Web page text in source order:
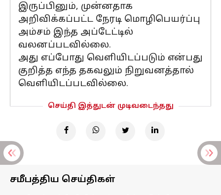
இருப்பினும், முன்னதாக
அறிவிக்கப்பட்ட நேரடி மொழிபெயர்ப்பு
அம்சம் இந்த அப்டேட்டில்
வலனப்படவில்லை.
அது எப்போது வெளியிடப்படும் என்பது
குறித்த எந்த தகவலும் நிறுவனத்தால்
வெளியிடப்படவில்லை.
செய்தி இத்துடன் முடிவடைந்தது
சமீபத்திய செய்திகள்